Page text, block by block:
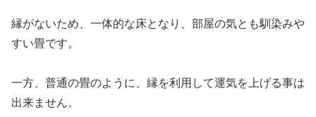
縁がないため、一体的な床となり、部屋の気とも馴染みや
すい畳です。
一方、普通の畳のように、縁を利用して運気を上げる事は
出来ません。